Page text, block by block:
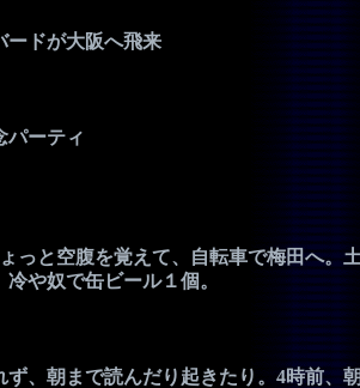
ドが大阪へ飛来
ーティ
と空腹を覚えて、自転車で梅田へ。
や奴で缶ビール１個。
、朝まで読んだり起きたり。4時前